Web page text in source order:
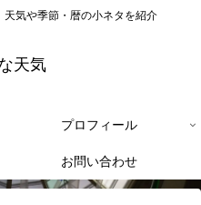
気や季節・暦の小ネタを紹介
天気
プロフィール
お問い合わせ